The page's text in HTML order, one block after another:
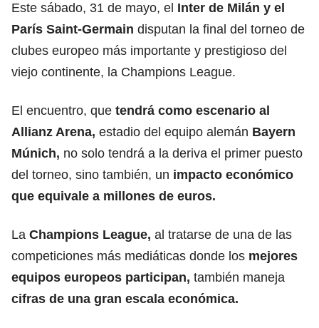
Este sábado, 31 de mayo, el Inter de Milán y el
París Saint-Germain disputan la final del torneo de
clubes europeo más importante y prestigioso del
viejo continente, la Champions League.
El encuentro, que tendrá como escenario al
Allianz Arena, estadio del equipo alemán Bayern
Múnich, no solo tendrá a la deriva el primer puesto
del torneo, sino también, un impacto económico
que equivale a millones de euros.
La Champions League, al tratarse de una de las
competiciones más mediáticas donde los mejores
equipos europeos participan, también maneja
cifras de una gran escala económica.